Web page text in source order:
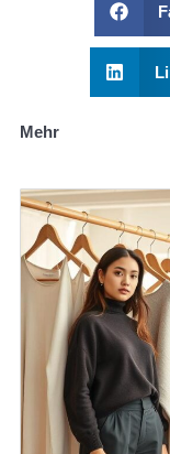
Mehr